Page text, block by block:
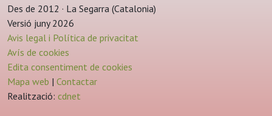
Des de 2012 · La Segarra (Catalonia)
Versió juny 2026
Avis legal i Política de privacitat
Avís de cookies
Edita consentiment de cookies
Mapa web | Contactar
Realització: cdnet